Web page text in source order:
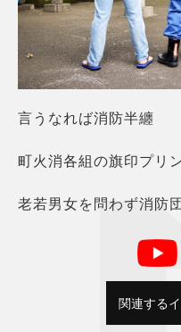
言うなれば消防半纏
町火消各組の旗印プリ
老若男女を問わず消防
関連する